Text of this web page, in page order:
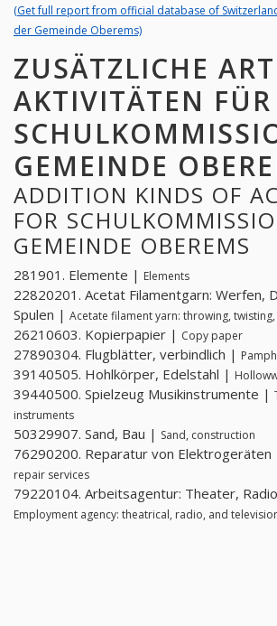
(Get full report from official database of
der Gemeinde Oberems)
ZUSÄTZLICHE
AKTIVITÄTEN FÜR
GEMEINDE
ADDITION KINDS OF
FOR
GEMEINDE OBEREMS
281901. Elemente | Elements
22820201. Acetat Filamentgarn: Werfen,
Spulen | Acetate filament yarn: throwing,
26210603. Kopierpapier | Copy paper
27890304. Flugblätter, verbindlich |
39140505. Hohlkörper, Edelstahl |
39440500. Spielzeug Musikinstrumente |
instruments
50329907. Sand, Bau | Sand, construction
76290200. Reparatur von Elektrogeräten
repair services
79220104. Arbeitsagentur: Theater,
Employment agency: theatrical, radio, and